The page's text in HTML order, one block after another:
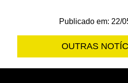
Publicado em: 22/
OUTRAS